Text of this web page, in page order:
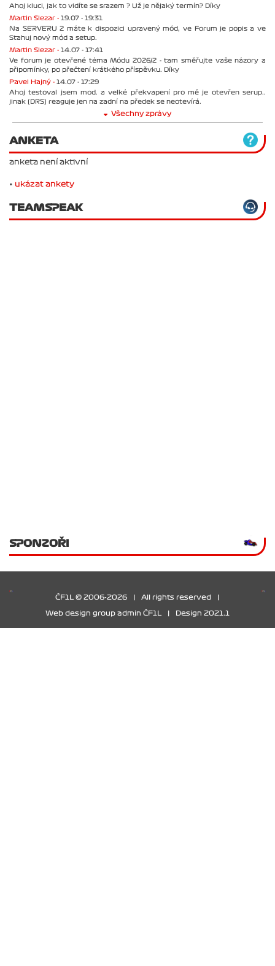
Ahoj kluci, jak to vidíte se srazem ? Už je nějaký termín? Díky
Martin Slezar - 19.07 - 19:31
Na SERVERU 2 máte k dispozici upravený mód, ve Forum je popis a ve
Stahuj nový mód a setup.
Martin Slezar - 14.07 - 17:41
Ve forum je otevřené téma Módu 2026/2 - tam směřujte vaše názory a
připomínky, po přečtení krátkého příspěvku. Díky
Pavel Hajný - 14.07 - 17:29
Ahoj testoval jsem mod. a velké překvapení pro mě je otevřen serup..
jinak (DRS) reaguje jen na zadní na předek se neotevírá.
Všechny zprávy
ANKETA
anketa není aktivní
• ukázat ankety
TEAMSPEAK
SPONZOŘI
ČF1L © 2006-2026 All rights reserved
Web design group admin ČF1L Design 2021.1